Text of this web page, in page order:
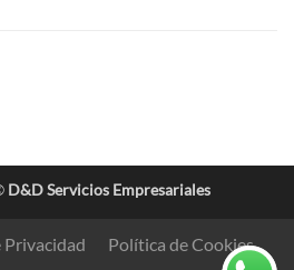
D&D Servicios Empresariales
Privacidad Política de Cookies